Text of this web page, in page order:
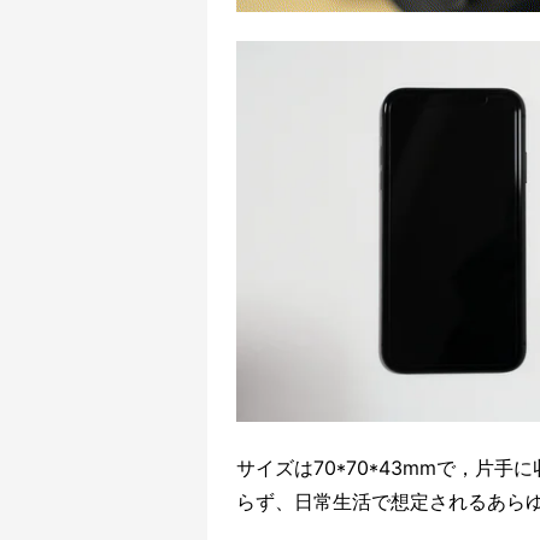
サイズは70*70*43mmで，片手に
らず、日常生活で想定されるあら